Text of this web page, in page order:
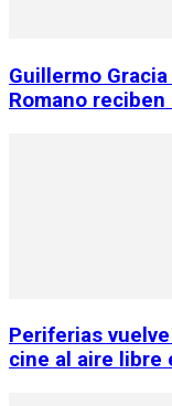
Guillermo
Romano
Periferias
cine al aire libre